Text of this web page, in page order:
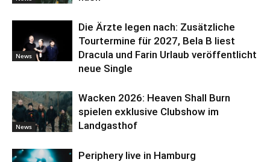
News
Die Ärzte legen nach: Zusätzliche
Tourtermine für 2027, Bela B liest
Dracula und Farin Urlaub veröffentlicht
neue Single
News
Wacken 2026: Heaven Shall Burn
spielen exklusive Clubshow im
Landgasthof
Periphery live in Hamburg